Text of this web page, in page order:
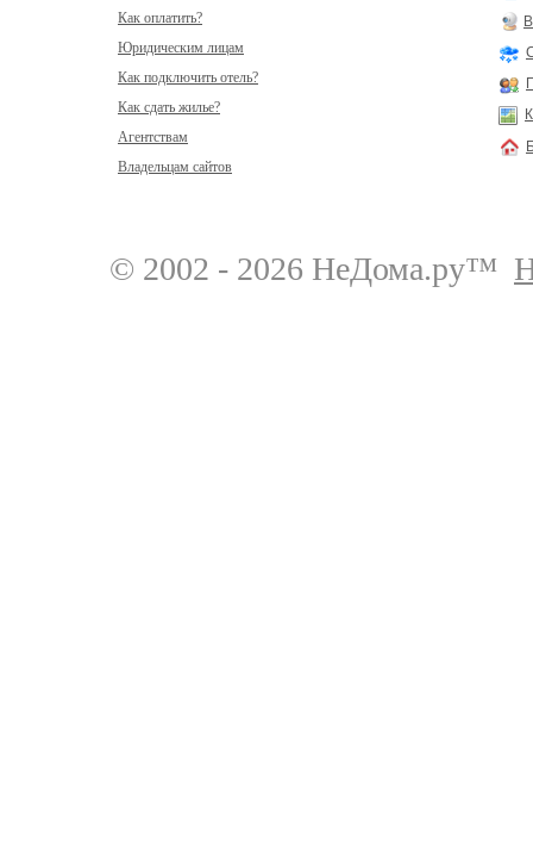
Как оплатить?
Юридическим лицам
Как подключить отель?
Как сдать жилье?
Агентствам
Владельцам сайтов
© 2002 - 2026 НеДома.ру™